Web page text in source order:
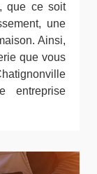
que ce soit
une
Ainsi,
que vous
entreprise